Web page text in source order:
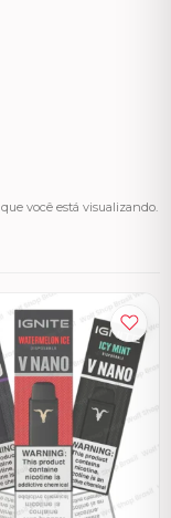
você está visualizando.